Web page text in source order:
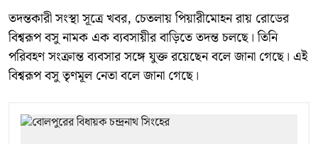
তদন্তকারী সংস্থা সূত্রে খবর, চেতলায় পিয়ারীমোহন রায় রোডের
বিশ্বরূপ বসু নামক এক ব্যবসায়ীর বাড়িতে তদন্ত চলছে। তিনি
পরিবহণ সংক্রান্ত ব্যবসার সঙ্গে যুক্ত রয়েছেন বলে জানা গেছে। এই
বিশ্বরূপ বসু তৃণমূল নেতা বলে জানা গেছে।